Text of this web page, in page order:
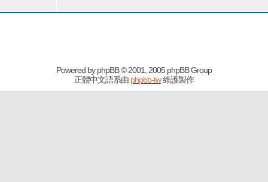
Powered byphpBB© 2001, 2005 phpBB Group
正體中文語系由 phpbb-tw維護製作